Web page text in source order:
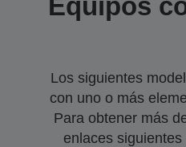
Los siguientes
con uno o más
Para obtener más
enlaces